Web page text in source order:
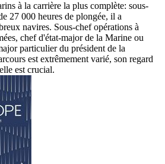
à la carrière la plus complète: sous-
27 000 heures de plongée, il a
navires. Sous-chef opérations à
chef d'état-major de la Marine ou
particulier du président de la
est extrêmement varié, son regard
est crucial.